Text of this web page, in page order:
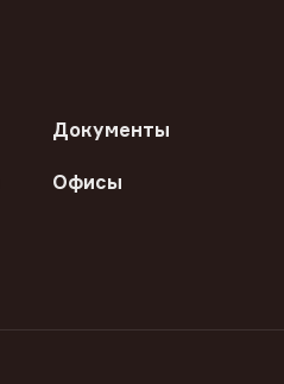
Документы
Офисы